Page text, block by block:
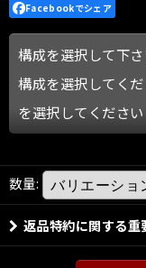
Facebookでシェア
構成を選択して下
構成を選択してく
を選択してください
数量:
返品特約に関する重